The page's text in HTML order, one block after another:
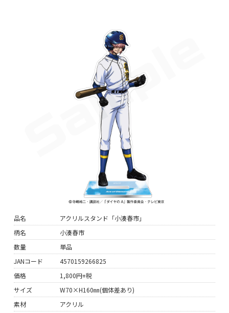
品名
アクリルスタンド「小湊春市」
柄名
小湊春市
数量
単品
JANコード
4570159266825
価格
1,800円+税
サイズ
W70×H160㎜(個体差あり)
素材
アクリル